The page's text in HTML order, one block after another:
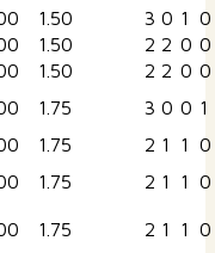
1.50 3 0 1
0
1.50 2 2 0 0
1.50 2 2 0 0
1.75 3 0 0 1
1.75 2 1 1
0
1.75 2 1 1
0
1.75 2 1 1
0